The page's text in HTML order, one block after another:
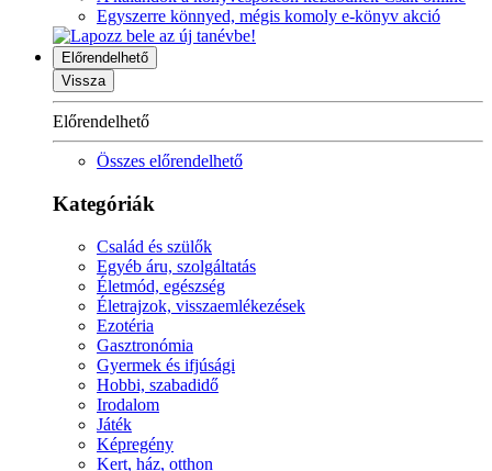
Egyszerre könnyed, mégis komoly e-könyv akció
Előrendelhető
Vissza
Előrendelhető
Összes előrendelhető
Kategóriák
Család és szülők
Egyéb áru, szolgáltatás
Életmód, egészség
Életrajzok, visszaemlékezések
Ezotéria
Gasztronómia
Gyermek és ifjúsági
Hobbi, szabadidő
Irodalom
Játék
Képregény
Kert, ház, otthon